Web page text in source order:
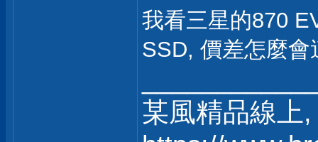
我看三星的870
SSD, 價差怎麼
某風精品線上